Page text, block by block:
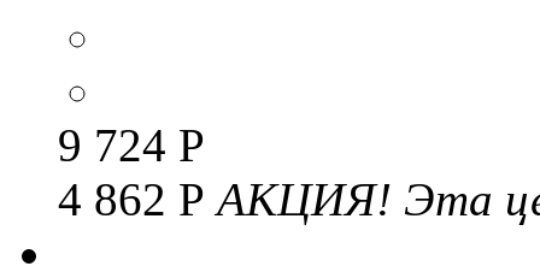
9 724 Р
4 862 РАКЦИЯ! Эта